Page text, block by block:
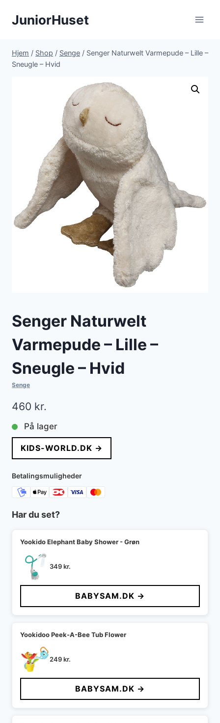
JuniorHuset
Hjem / Shop / Senge / Senger Naturwelt Varmepude – Lille –
Sneugle – Hvid
Senger Naturwelt
Varmepude – Lille –
Sneugle – Hvid
Senge
460 kr.
På lager
KIDS-WORLD.DK →
Betalingsmuligheder
Har du set?
Yookido Elephant Baby Shower - Grøn
349kr.
BABYSAM.DK →
Yookidoo Peek-A-Bee Tub Flower
249kr.
BABYSAM.DK →